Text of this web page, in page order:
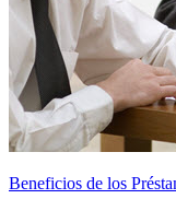
Beneficios de los